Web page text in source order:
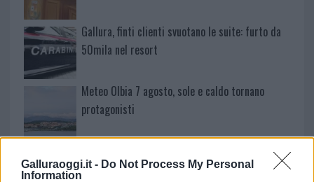
Galluraoggi.it - Do Not Process My Personal
Information
Gallura, finti clienti svuotano le suite: furto da
50mila nel resort
Meteo Olbia 7 agosto, sole e caldo tornano
protagonisti
Test tunnel Olbia: rampe chiuse ancora fino a
fine agosto